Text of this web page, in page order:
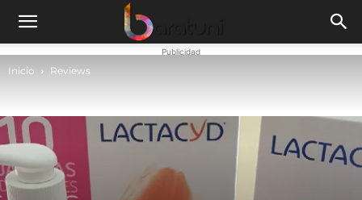
Publicidad
Inicio Reviews